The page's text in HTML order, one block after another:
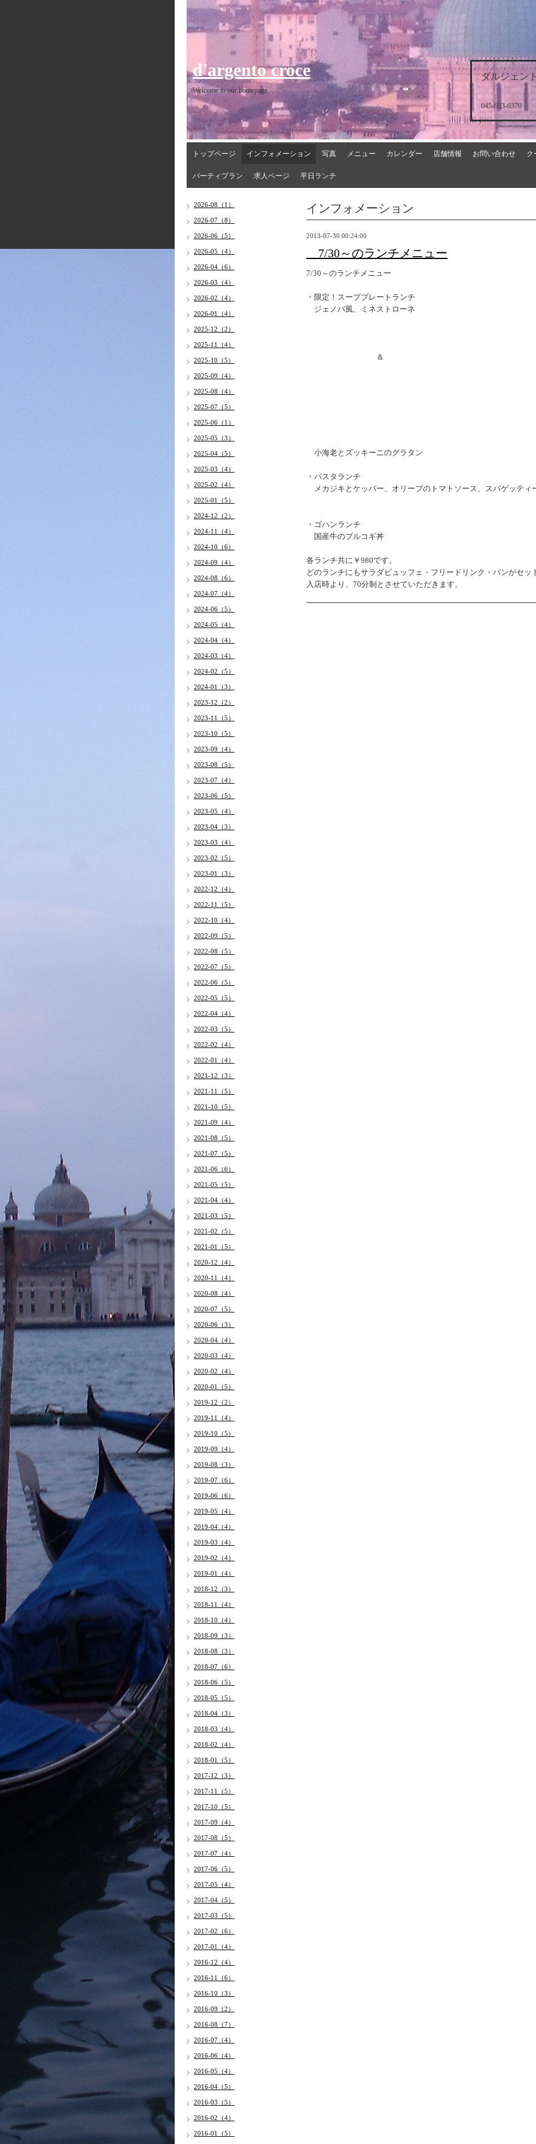
ダルジェン
045-633-6370
d'argento croce
Welcome to our homepage
トップページ インフォメーション 写真 メニュー カレンダー 店舗情報 お問い合わせ ク
パーティプラン 求人ページ 平日ランチ
インフォメーション
2013-07-30 00:24:00
7/30～のランチメニュー
7/30～のランチメニュー
・限定！スーププレートランチ
ジェノバ風、ミネストローネ
＆
小海老とズッキーニのグラタン
・パスタランチ
メカジキとケッパー、オリーブのトマトソース、スパゲッティ
・ゴハンランチ
国産牛のプルコギ丼
各ランチ共に￥980です。
どのランチにもサラダビュッフェ・フリードリンク・パンがセッ
入店時より、70分制とさせていただきます。
2026-08（1）
2026-07（8）
2026-06（5）
2026-05（4）
2026-04（6）
2026-03（4）
2026-02（4）
2026-01（4）
2025-12（2）
2025-11（4）
2025-10（5）
2025-09（4）
2025-08（4）
2025-07（5）
2025-06（1）
2025-05（3）
2025-04（5）
2025-03（4）
2025-02（4）
2025-01（5）
2024-12（2）
2024-11（4）
2024-10（6）
2024-09（4）
2024-08（6）
2024-07（4）
2024-06（5）
2024-05（4）
2024-04（4）
2024-03（4）
2024-02（5）
2024-01（3）
2023-12（2）
2023-11（5）
2023-10（5）
2023-09（4）
2023-08（5）
2023-07（4）
2023-06（5）
2023-05（4）
2023-04（3）
2023-03（4）
2023-02（5）
2023-01（3）
2022-12（4）
2022-11（5）
2022-10（4）
2022-09（5）
2022-08（5）
2022-07（5）
2022-06（5）
2022-05（5）
2022-04（4）
2022-03（5）
2022-02（4）
2022-01（4）
2021-12（3）
2021-11（5）
2021-10（5）
2021-09（4）
2021-08（5）
2021-07（5）
2021-06（6）
2021-05（5）
2021-04（4）
2021-03（5）
2021-02（5）
2021-01（5）
2020-12（4）
2020-11（4）
2020-08（4）
2020-07（5）
2020-06（3）
2020-04（4）
2020-03（4）
2020-02（4）
2020-01（5）
2019-12（2）
2019-11（4）
2019-10（5）
2019-09（4）
2019-08（3）
2019-07（6）
2019-06（6）
2019-05（4）
2019-04（4）
2019-03（4）
2019-02（4）
2019-01（4）
2018-12（3）
2018-11（4）
2018-10（4）
2018-09（3）
2018-08（3）
2018-07（6）
2018-06（5）
2018-05（5）
2018-04（3）
2018-03（4）
2018-02（4）
2018-01（5）
2017-12（3）
2017-11（5）
2017-10（5）
2017-09（4）
2017-08（5）
2017-07（4）
2017-06（5）
2017-05（4）
2017-04（5）
2017-03（5）
2017-02（6）
2017-01（4）
2016-12（4）
2016-11（6）
2016-10（3）
2016-09（2）
2016-08（7）
2016-07（4）
2016-06（4）
2016-05（4）
2016-04（5）
2016-03（5）
2016-02（4）
2016-01（5）